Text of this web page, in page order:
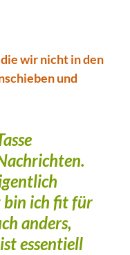
wir nicht in den
und
bin ich fit für
anders,
essentiell